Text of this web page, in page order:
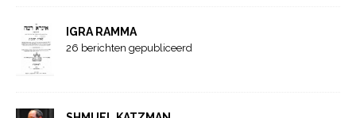
IGRA RAMMA
26 berichten gepubliceerd